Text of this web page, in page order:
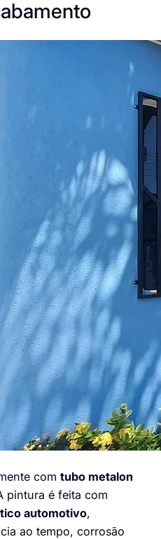
com tubo metalon
pintura é feita com
automotivo,
ao tempo, corrosão